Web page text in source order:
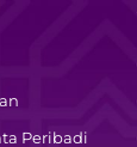
Peribadi